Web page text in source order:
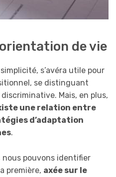
de vie
s’avéra utile pour
se distinguant
Mais, en plus,
une relation entre
d’adaptation
.
pouvons identifier
première, axée sur le